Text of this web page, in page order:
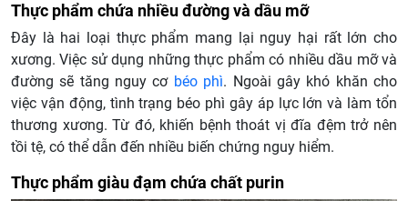
Thực phẩm chứa nhiều đường và dầu mỡ
Đây là hai loại thực phẩm mang lại nguy hại rất lớn cho
xương. Việc sử dụng những thực phẩm có nhiều dầu mỡ và
đường sẽ tăng nguy cơ béo phì. Ngoài gây khó khăn cho
việc vận động, tình trạng béo phì gây áp lực lớn và làm tổn
thương xương. Từ đó, khiến bệnh thoát vị đĩa đệm trở nên
tồi tệ, có thể dẫn đến nhiều biến chứng nguy hiểm.
Thực phẩm giàu đạm chứa chất purin